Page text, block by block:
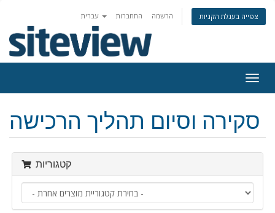
התחברות הרשמה צפייה בעגלת הקניות
סקירה וסיום תהליך הרכישה
קטגוריות